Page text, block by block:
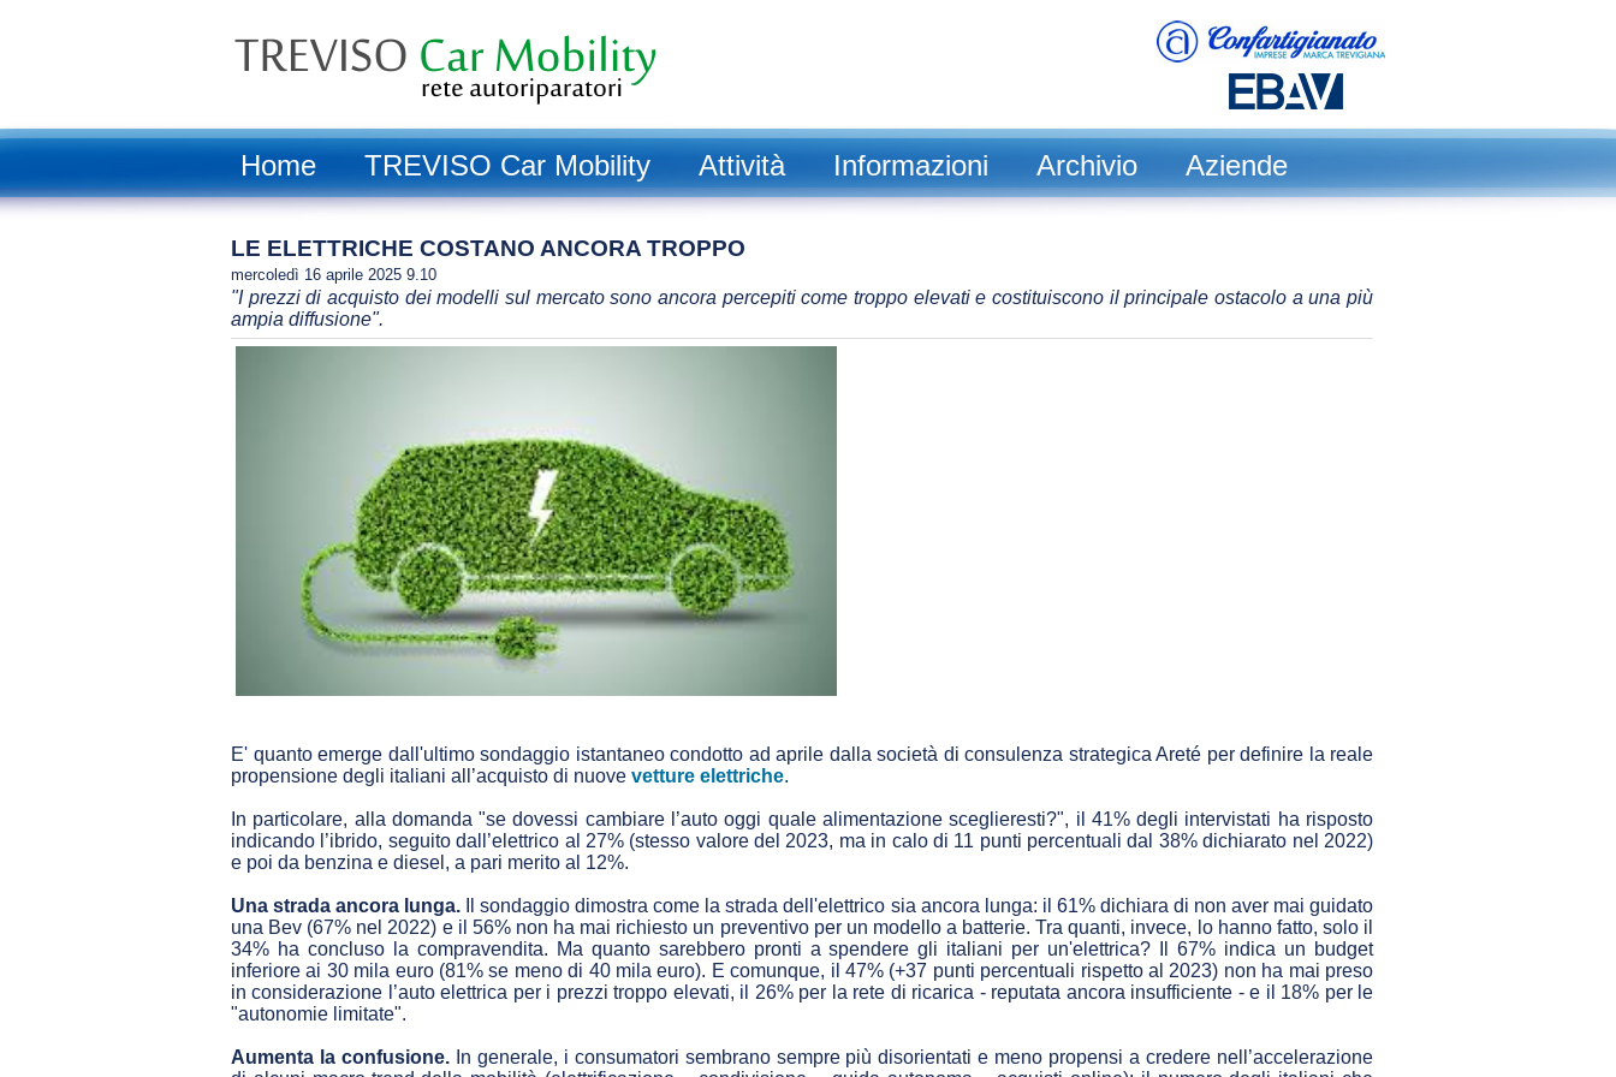
Home TREVISO Car Mobility Attività Informazioni Archivio Aziende
LE ELETTRICHE COSTANO ANCORA TROPPO
mercoledì 16 aprile 2025 9.10
"I prezzi di acquisto dei modelli sul mercato sono ancora percepiti come troppo elevati e costituiscono il principale ostacolo a una più
ampia diffusione".
E' quanto emerge dall'ultimo sondaggio istantaneo condotto ad aprile dalla società di consulenza strategica Areté per definire la reale
propensione degli italiani all’acquisto di nuove vetture elettriche.
In particolare, alla domanda "se dovessi cambiare l’auto oggi quale alimentazione sceglieresti?", il 41% degli intervistati ha risposto
indicando l’ibrido, seguito dall’elettrico al 27% (stesso valore del 2023, ma in calo di 11 punti percentuali dal 38% dichiarato nel 2022)
e poi da benzina e diesel, a pari merito al 12%.
Una strada ancora lunga.
Il sondaggio dimostra come la strada dell'elettrico sia ancora lunga: il 61% dichiara di non aver mai guidato
una Bev (67% nel 2022) e il 56% non ha mai richiesto un preventivo per un modello a batterie. Tra quanti, invece, lo hanno fatto, solo il
34% ha concluso la compravendita. Ma quanto sarebbero pronti a spendere gli italiani per un'elettrica? Il 67% indica un budget
inferiore ai 30 mila euro (81% se meno di 40 mila euro). E comunque, il 47% (+37 punti percentuali rispetto al 2023) non ha mai preso
in considerazione l’auto elettrica per i prezzi troppo elevati, il 26% per la rete di ricarica - reputata ancora insufficiente - e il 18% per le
"autonomie limitate".
Aumenta la confusione. In generale, i consumatori sembrano sempre più disorientati e meno propensi a credere nell’accelerazione